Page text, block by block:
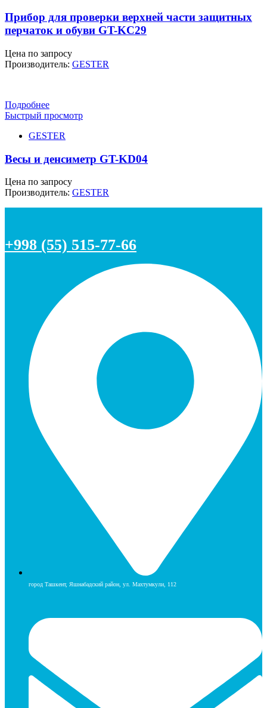
Прибор для проверки верхней части защитных
перчаток и обуви GT-KC29
Цена по запросу
Производитель: GESTER
Подробнее
Быстрый просмотр
GESTER
Весы и денсиметр GT-KD04
Цена по запросу
Производитель: GESTER
+998 (55) 515-77-66
город Ташкент, Яшнабадский район, ул. Махтумкули, 112